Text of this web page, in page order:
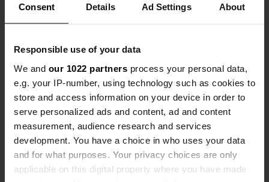
Consent Details Ad Settings About
Responsible use of your data
We and our 1022 partners process your personal data,
e.g. your IP-number, using technology such as cookies to
store and access information on your device in order to
serve personalized ads and content, ad and content
measurement, audience research and services
development. You have a choice in who uses your data
and for what purposes. Your privacy choices are only
applicable on this digital property where you have made
Contact
Locatie
Kniestrasse
Kopiëren